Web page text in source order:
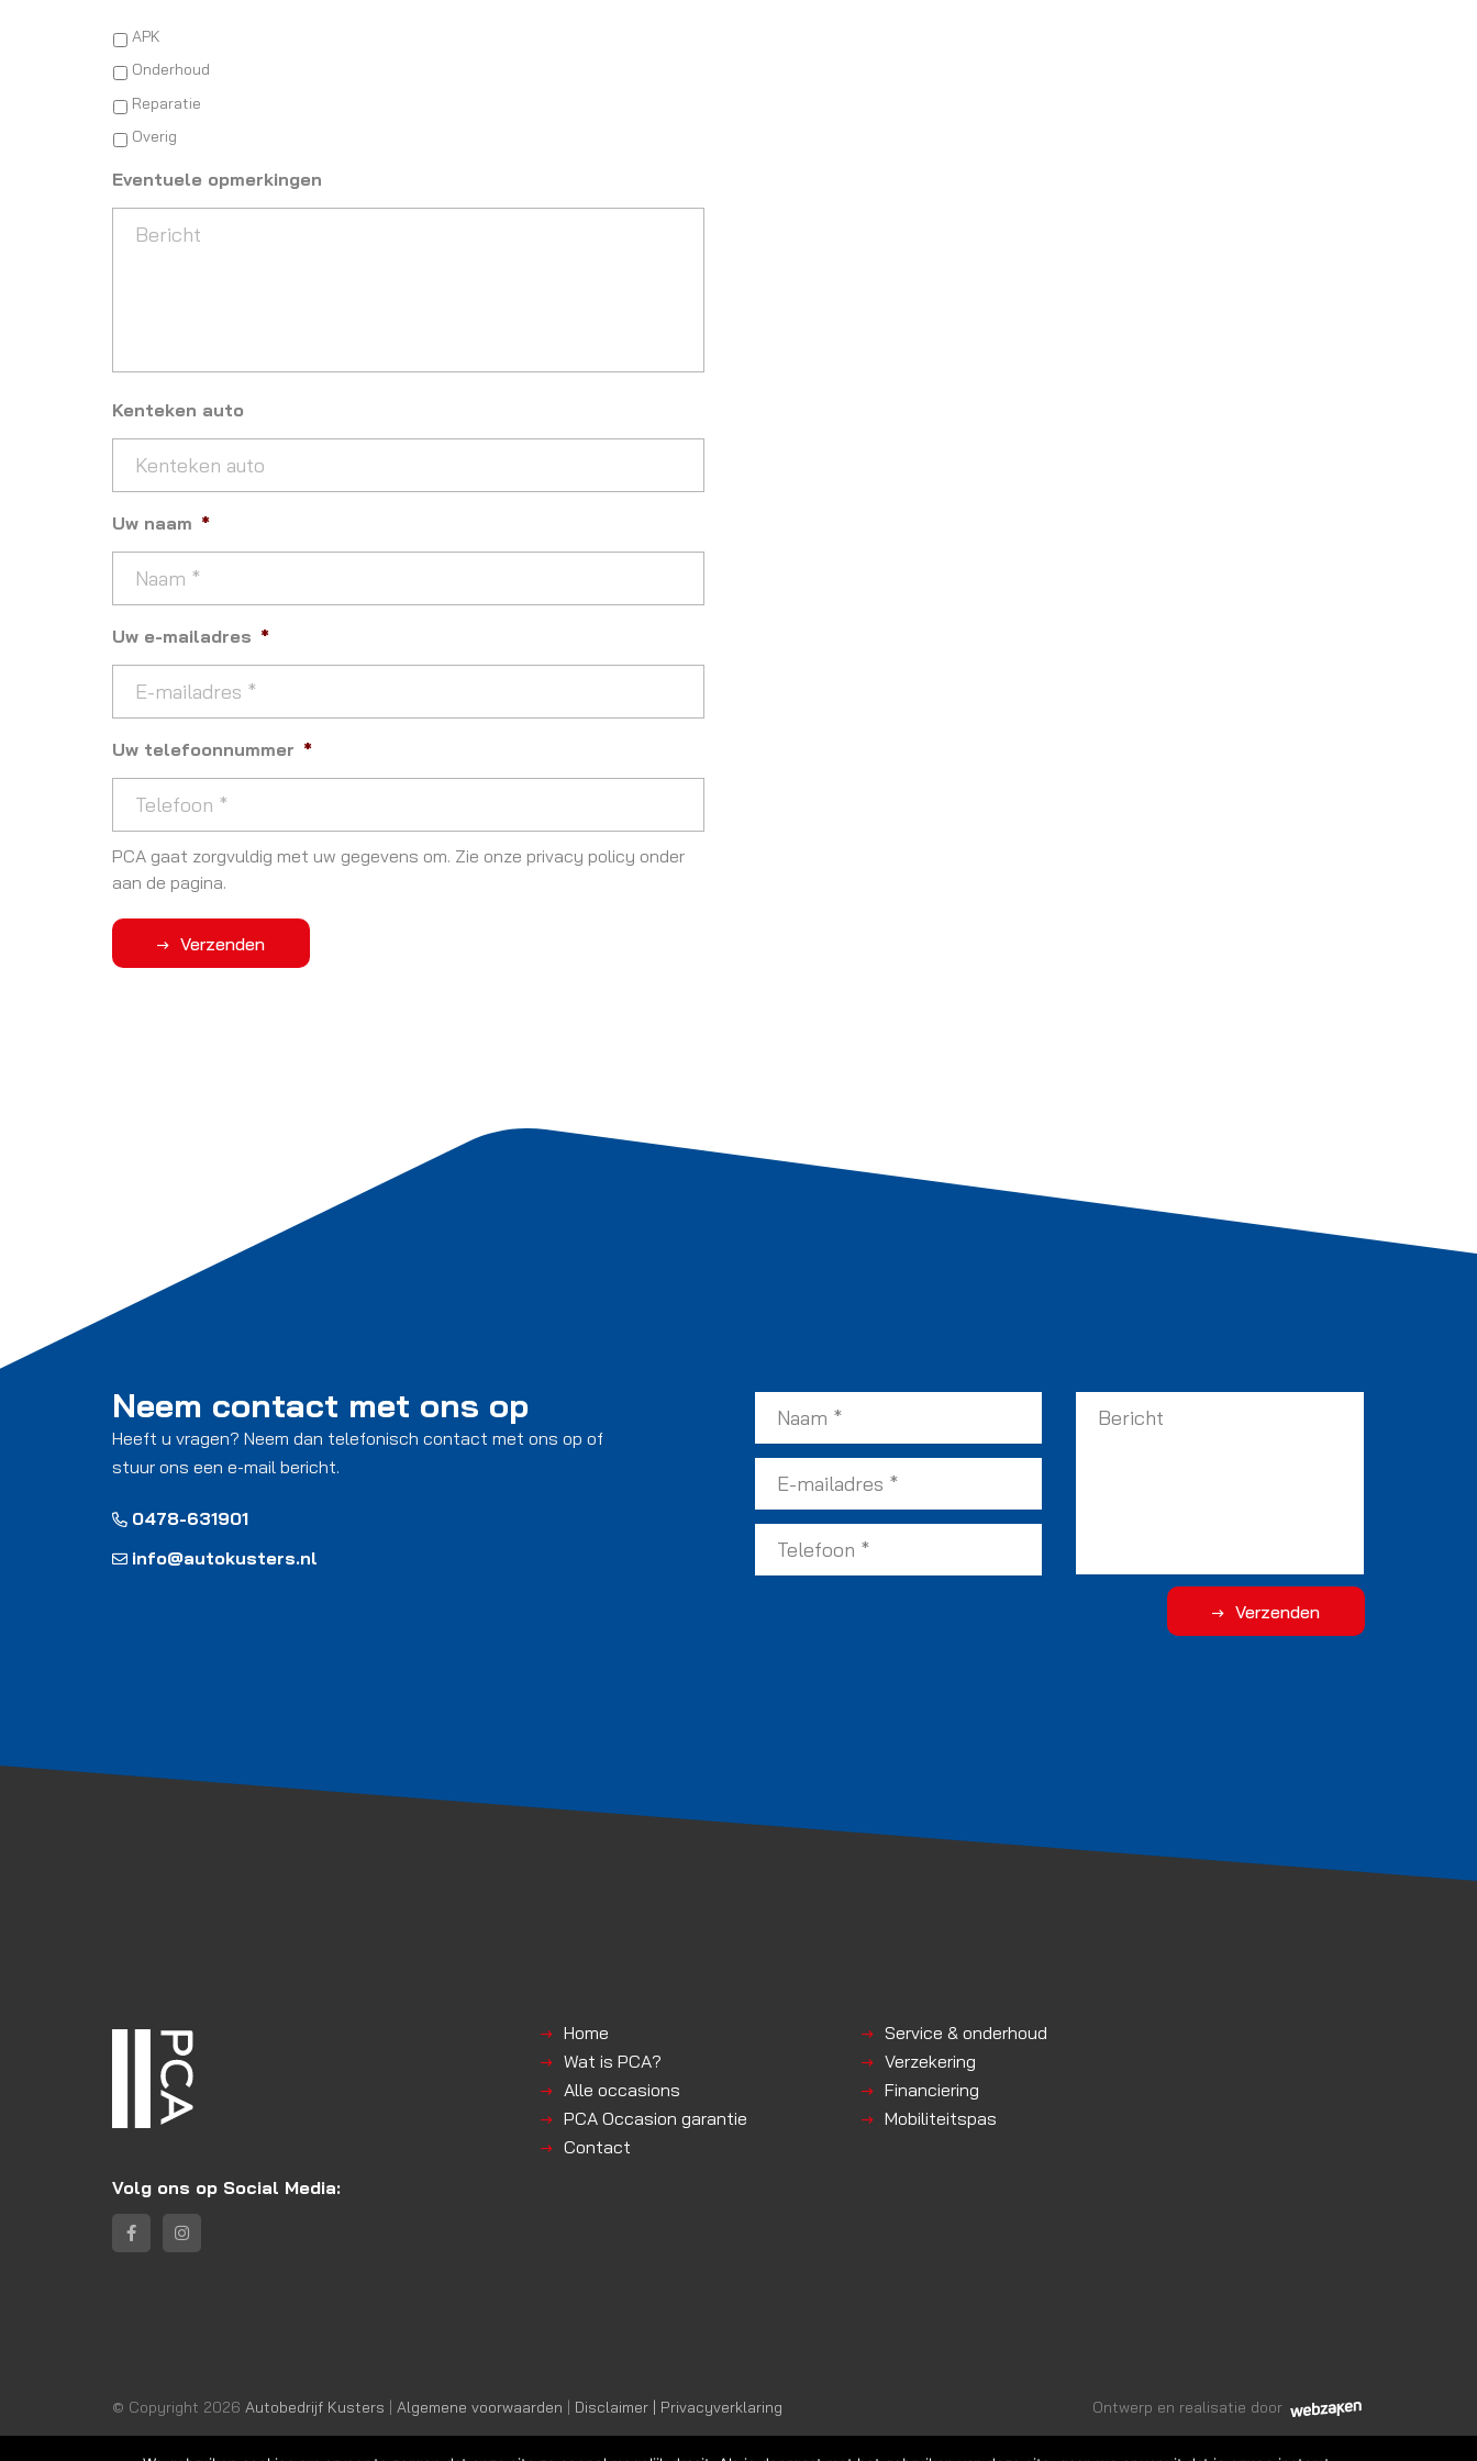
APK
Onderhoud
Reparatie
Overig
Eventuele opmerkingen
Kenteken auto
Uw naam *
Uw e-mailadres *
Uw telefoonnummer *
PCA gaat zorgvuldig met uw gegevens om. Zie onze privacy policy onder
aan de pagina.
Verzenden
Neem contact met ons op
Heeft u vragen? Neem dan telefonisch contact met ons op of
stuur ons een e-mail bericht.
0478-631901
info@autokusters.nl
Verzenden
Volg ons op Social Media:
Service & onderhoud
Verzekering
Financiering
Mobiliteitspas
Home
Wat is PCA?
Alle occasions
PCA Occasion garantie
Contact
© Copyright 2026 Autobedrijf Kusters Algemene voorwaarden Disclaimer | Privacyverklaring Ontwerp en realisatie door